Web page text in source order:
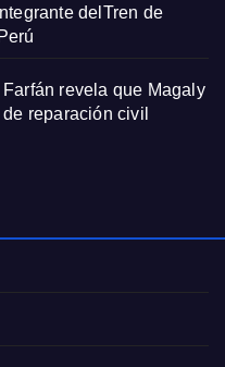
delTren de
revela que Magaly
reparación civil